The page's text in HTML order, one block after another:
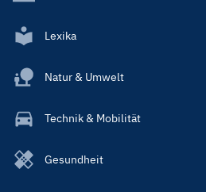
Lexika
Natur & Umwelt
Technik & Mobilität
Gesundheit